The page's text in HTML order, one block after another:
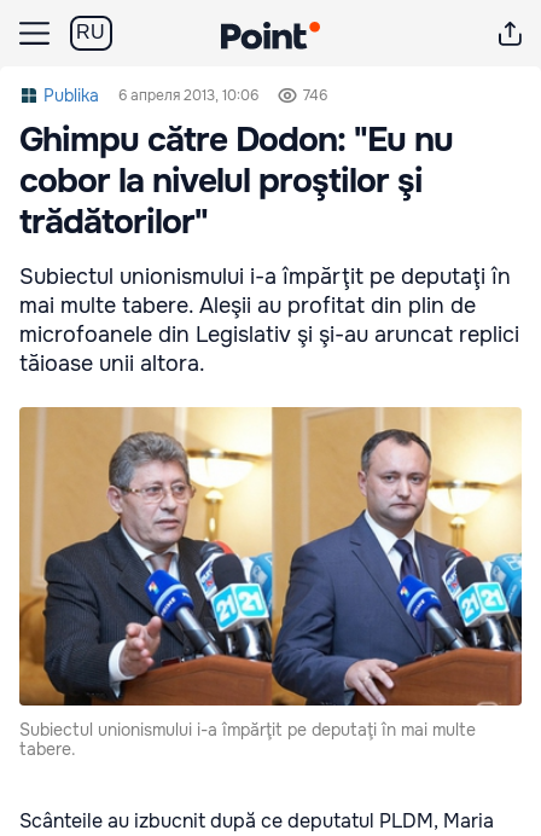
RU
Publika 6 апреля 2013, 10:06 746
Ghimpu către Dodon: "Eu nu
cobor la nivelul proştilor şi
trădătorilor"
Subiectul unionismului i-a împărţit pe deputaţi în
mai multe tabere. Aleşii au profitat din plin de
microfoanele din Legislativ şi şi-au aruncat replici
tăioase unii altora.
Subiectul unionismului i-a împărţit pe deputaţi în mai multe
tabere.
Scânteile au izbucnit după ce deputatul PLDM, Maria